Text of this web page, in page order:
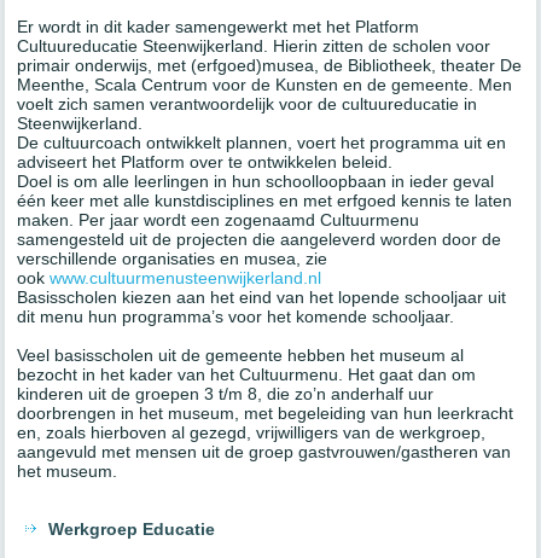
Er wordt in dit kader samengewerkt met het Platform
Cultuureducatie Steenwijkerland. Hierin zitten de scholen voor
primair onderwijs, met (erfgoed)musea, de Bibliotheek, theater De
Meenthe, Scala Centrum voor de Kunsten en de gemeente. Men
voelt zich samen verantwoordelijk voor de cultuureducatie in
Steenwijkerland.
De cultuurcoach ontwikkelt plannen, voert het programma uit en
adviseert het Platform over te ontwikkelen beleid.
Doel is om alle leerlingen in hun schoolloopbaan in ieder geval
één keer met alle kunstdisciplines en met erfgoed kennis te laten
maken. Per jaar wordt een zogenaamd Cultuurmenu
samengesteld uit de projecten die aangeleverd worden door de
verschillende organisaties en musea, zie
ookwww.cultuurmenusteenwijkerland.nl
Basisscholen kiezen aan het eind van het lopende schooljaar uit
dit menu hun programma’s voor het komende schooljaar.
Veel basisscholen uit de gemeente hebben het museum al
bezocht in het kader van het Cultuurmenu. Het gaat dan om
kinderen uit de groepen 3 t/m 8, die zo’n anderhalf uur
doorbrengen in het museum, met begeleiding van hun leerkracht
en, zoals hierboven al gezegd, vrijwilligers van de werkgroep,
aangevuld met mensen uit de groep gastvrouwen/gastheren van
het museum.
Werkgroep Educatie